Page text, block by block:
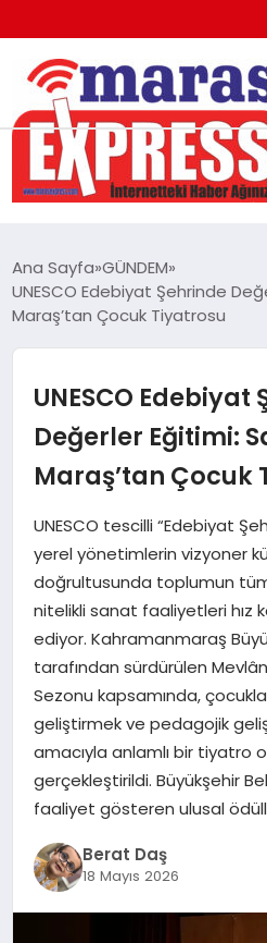
K.MARAŞ
ANDIRIN
AFŞİN
BİZE ULAŞIN
GÖKSUN
TÜRKOĞLU
PAZARCIK
NURHAK
Ana Sayfa GÜNDEM
UNESCO Edebiyat Şehrinde
Maraş’tan Çocuk Tiyatrosu
UNESCO Edebiyat
Değerler Eğitimi:
Maraş’tan Çocuk
UNESCO tescilli “Edebiyat
yerel yönetimlerin vizyoner
doğrultusunda toplumun
nitelikli sanat faaliyetleri hız
ediyor. Kahramanmaraş
tarafından sürdürülen
Sezonu kapsamında,
geliştirmek ve pedagojik
amacıyla anlamlı bir tiyatro
gerçekleştirildi. Büyükşehir
faaliyet gösteren ulusal
Berat Daş
18 Mayıs 2026